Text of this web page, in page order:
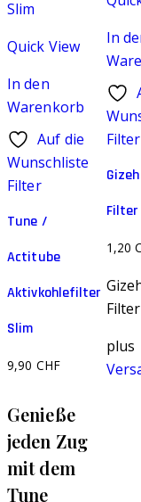
Quick View
In den
Warenkorb
Auf die
Wunschliste
Filter
Tune /
Actitube
Aktivkohlefilter
Slim
9,90 CHF
Genieße
jeden Zug
mit dem
Tune
In
Filter
Filter
1,20
Filter
plus